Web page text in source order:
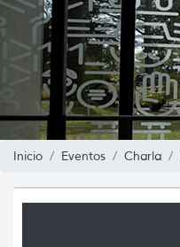
Inicio Eventos Charla